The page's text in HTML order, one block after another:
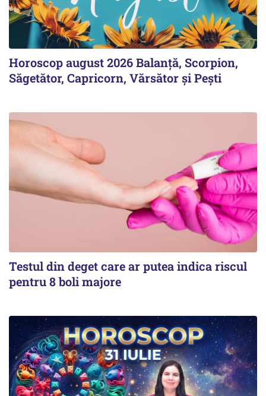
Horoscop august 2026 Balanță, Scorpion,
Săgetător, Capricorn, Vărsător și Pești
Testul din deget care ar putea indica riscul
pentru 8 boli majore